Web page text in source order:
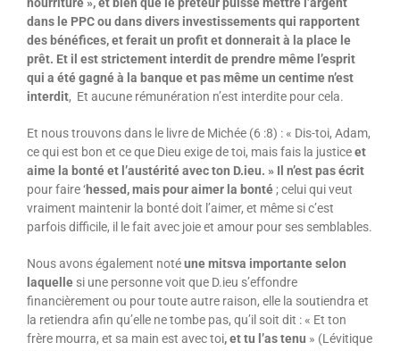
dans le PPC ou dans divers investissements qui rapportent
des bénéfices, et ferait un profit et donnerait à la place le
prêt. Et il est strictement interdit de prendre même l’esprit
qui a été gagné à la banque et pas même un centime n’est
interdit, Et aucune rémunération n’est interdite pour cela.
Et nous trouvons dans le livre de Michée (6 :8) : « Dis-toi, Adam,
ce qui est bon et ce que Dieu exige de toi, mais fais la justiceet
aime la bonté et l’austérité avec ton D.ieu. » Il n’est pas écrit
pour faire ‘hessed, mais pour aimer la bonté ; celui qui veut
vraiment maintenir la bonté doit l’aimer, et même si c’est
parfois difficile, il le fait avec joie et amour pour ses semblables.
Nous avons également notéune mitsva importante selon
laquelle si une personne voit que D.ieu s’effondre
financièrement ou pour toute autre raison, elle la soutiendra et
la retiendra afin qu’elle ne tombe pas, qu’il soit dit : « Et ton
frère mourra, et sa main est avec toi, et tu l’as tenu » (Lévitique